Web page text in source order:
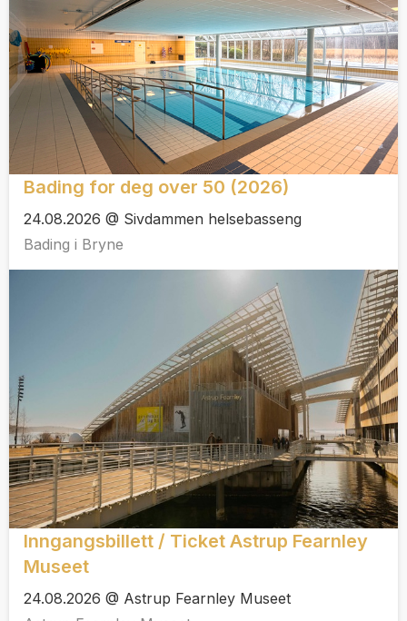
Bading for deg over 50 (2026)
24.08.2026 @ Sivdammen helsebasseng
Bading i Bryne
Inngangsbillett / Ticket Astrup Fearnley
Museet
24.08.2026 @ Astrup Fearnley Museet